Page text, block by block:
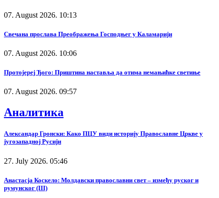
07. August 2026. 10:13
Свечана прослава Преображења Господњег у Каламарији
07. August 2026. 10:06
Протојереј Ђого: Приштина наставља да отима немањићке светиње
07. August 2026. 09:57
Аналитика
Александар Гронски: Како ПЦУ види историју Православне Цркве у
југозападној Русији
27. July 2026. 05:46
Анастасја Коскело: Молдавски православни свет – између руског и
румунског (III)